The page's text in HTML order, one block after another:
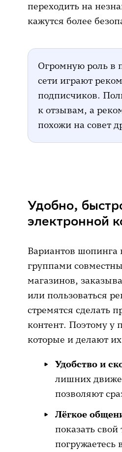
переходить на
кажутся более
Огромную роль в
сети играют
подписчиков.
к отзывам, а
похожи на совет
Удобно,
электронной
Вариантов шопинга
группами
магазинов,
или пользоваться
стремятся сделать
контент. Поэтому у
которые и делают
Удобство и
лишних
позволяют
Лёгкое
показать
погружаетесь